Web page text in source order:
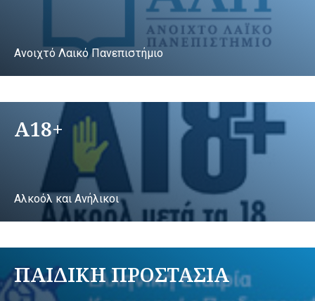
Ανοιχτό Λαικό Πανεπιστήμιο
A18+
Αλκοόλ και Ανήλικοι
ΠΑΙΔΙΚΗ ΠΡΟΣΤΑΣΙΑ